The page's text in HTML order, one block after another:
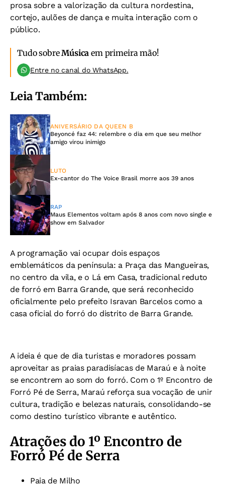
prosa sobre a valorização da cultura nordestina,
cortejo, aulões de dança e muita interação com o
público.
Tudo sobreMúsica em primeira mão!
Entre no canal do WhatsApp.
Leia Também:
ANIVERSÁRIO DA QUEEN B
Beyoncé faz 44: relembre o dia em que seu melhor
amigo virou inimigo
LUTO
Ex-cantor do The Voice Brasil morre aos 39 anos
RAP
Maus Elementos voltam após 8 anos com novo single e
show em Salvador
A programação vai ocupar dois espaços
emblemáticos da península: a Praça das Mangueiras,
no centro da vila, e o Lá em Casa, tradicional reduto
de forró em Barra Grande, que será reconhecido
oficialmente pelo prefeito Isravan Barcelos como a
casa oficial do forró do distrito de Barra Grande.
A ideia é que de dia turistas e moradores possam
aproveitar as praias paradisíacas de Maraú e à noite
se encontrem ao som do forró. Com o 1º Encontro de
Forró Pé de Serra, Maraú reforça sua vocação de unir
cultura, tradição e belezas naturais, consolidando-se
como destino turístico vibrante e autêntico.
Atrações do 1º Encontro de
Forró Pé de Serra
Paia de Milho